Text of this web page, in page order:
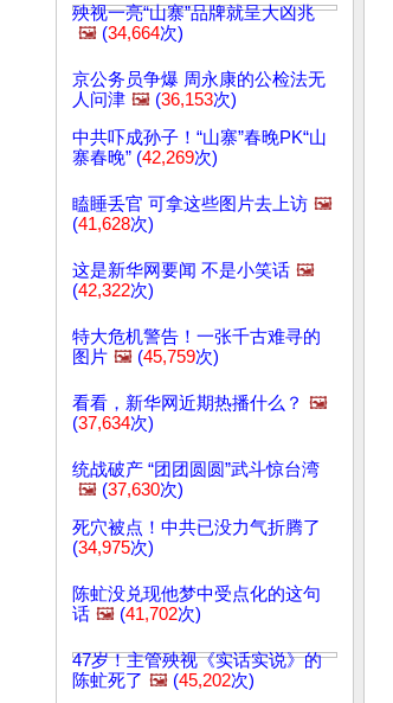
殃视一亮“山寨”品牌就呈大凶兆
🖼️ (34,664次)
京公务员争爆 周永康的公检法无
人问津 🖼️ (36,153次)
中共吓成孙子！“山寨”春晚PK“山
寨春晚” (42,269次)
瞌睡丢官 可拿这些图片去上访 🖼️
(41,628次)
这是新华网要闻 不是小笑话 🖼️
(42,322次)
特大危机警告！一张千古难寻的
图片 🖼️ (45,759次)
看看，新华网近期热播什么？ 🖼️
(37,634次)
统战破产 “团团圆圆”武斗惊台湾
🖼️ (37,630次)
死穴被点！中共已没力气折腾了
(34,975次)
陈虻没兑现他梦中受点化的这句
话 🖼️ (41,702次)
47岁！主管殃视《实话实说》的
陈虻死了 🖼️ (45,202次)